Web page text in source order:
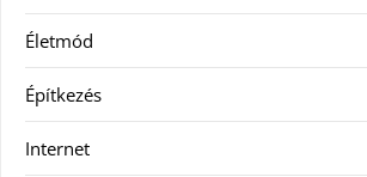
Életmód
Építkezés
Internet